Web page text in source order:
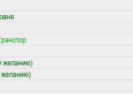
желанию)
желанию)